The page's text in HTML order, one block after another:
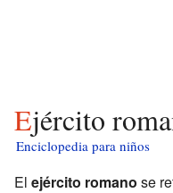
Ejército
Enciclopedia para niños
El ejército romano se